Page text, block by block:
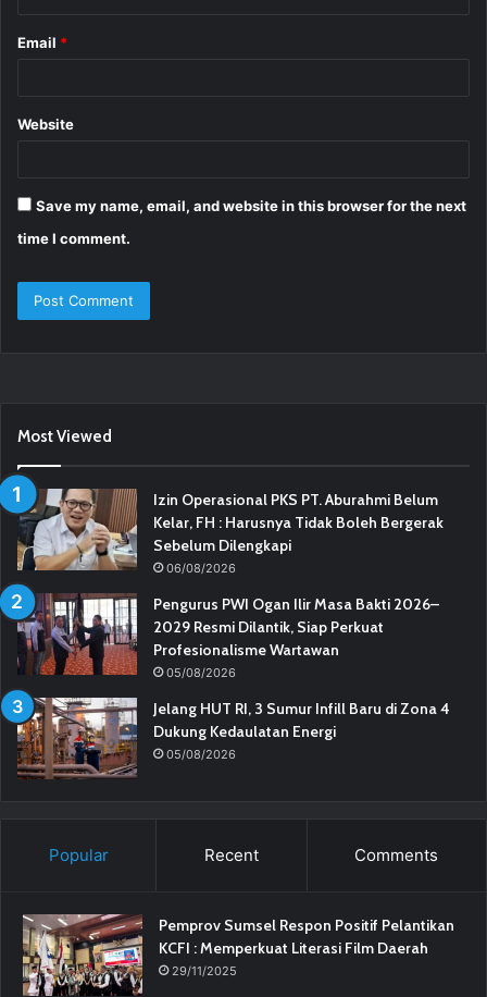
Email *
Website
Save my name, email, and website in this browser for the next
time I comment.
Most Viewed
Izin Operasional PKS PT. Aburahmi Belum
Kelar, FH : Harusnya Tidak Boleh Bergerak
Sebelum Dilengkapi
06/08/2026
Pengurus PWI Ogan Ilir Masa Bakti 2026–
2029 Resmi Dilantik, Siap Perkuat
Profesionalisme Wartawan
05/08/2026
Jelang HUT RI, 3 Sumur Infill Baru di Zona 4
Dukung Kedaulatan Energi
05/08/2026
Popular Recent Comments
Pemprov Sumsel Respon Positif Pelantikan
KCFI : Memperkuat Literasi Film Daerah
29/11/2025